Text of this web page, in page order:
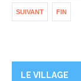
SUIVANT FIN
LE VILLAGE